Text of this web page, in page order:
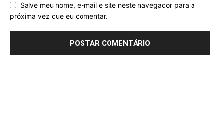
Salve meu nome, e-mail e site neste navegador para a
próxima vez que eu comentar.